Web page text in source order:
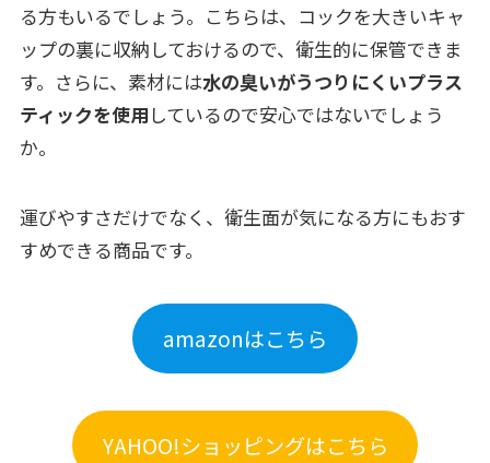
る方もいるでしょう。こちらは、コックを大きいキャ
ップの裏に収納しておけるので、衛生的に保管できま
す。さらに、素材には水の臭いがうつりにくいプラス
ティックを使用 しているので安心ではないでしょう
か。
運びやすさだけでなく、衛生面が気になる方にもおす
すめできる商品です。
amazonはこちら
YAHOO!ショッピングはこちら